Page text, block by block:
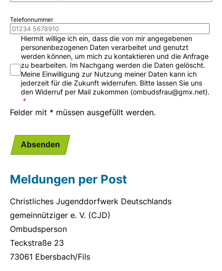
Telefonnummer
Hiermit willige ich ein, dass die von mir angegebenen
personenbezogenen Daten verarbeitet und genutzt
werden können, um mich zu kontaktieren und die Anfrage
zu bearbeiten. Im Nachgang werden die Daten gelöscht.
Meine Einwilligung zur Nutzung meiner Daten kann ich
jederzeit für die Zukunft widerrufen. Bitte lassen Sie uns
den Widerruf per Mail zukommen (ombudsfrau@gmx.net).
Felder mit * müssen ausgefüllt werden.
Absenden
Meldungen per Post
Christliches Jugenddorfwerk Deutschlands
gemeinnütziger e. V. (CJD)
Ombudsperson
Teckstraße 23
73061 Ebersbach/Fils